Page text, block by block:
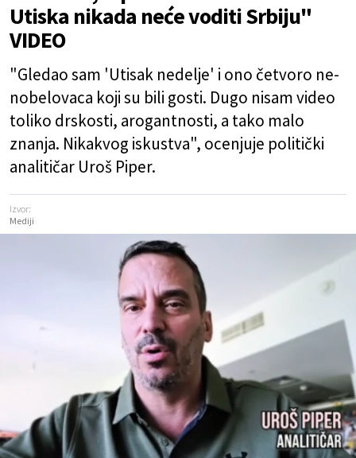
Utiska nikada neće voditi Srbiju"
VIDEO
"Gledao sam 'Utisak nedelje' i ono četvoro ne-
nobelovaca koji su bili gosti. Dugo nisam video
toliko drskosti, arogantnosti, a tako malo
znanja. Nikakvog iskustva", ocenjuje politički
analitičar Uroš Piper.
Izvor:
Mediji